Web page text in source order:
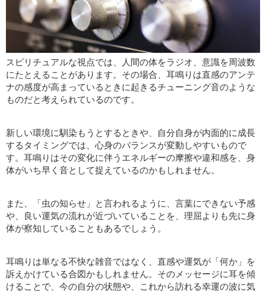
スピリチュアルな視点では、人間の体をラジオ、意識を周波数
にたとえることがあります。その場合、耳鳴りは直感のアンテ
ナの感度が高まっているときに起きるチューニング音のような
ものだと考えられているのです。
新しい環境に馴染もうとするときや、自分自身が内面的に成長
するタイミングでは、心身のバランスが変動しやすいもので
す。耳鳴りはその変化に伴うエネルギーの摩擦や違和感を、身
体がいち早く音として捉えているのかもしれません。
また、「虫の知らせ」と言われるように、言葉にできない予感
や、良い運気の流れが近づいていることを、理屈よりも先に身
体が察知していることもあるでしょう。
耳鳴りは単なる不快な雑音ではなく、直感や運気が「何か」を
訴えかけている合図かもしれません。そのメッセージに耳を傾
けることで、今の自分の状態や、これから訪れる幸運の波に気